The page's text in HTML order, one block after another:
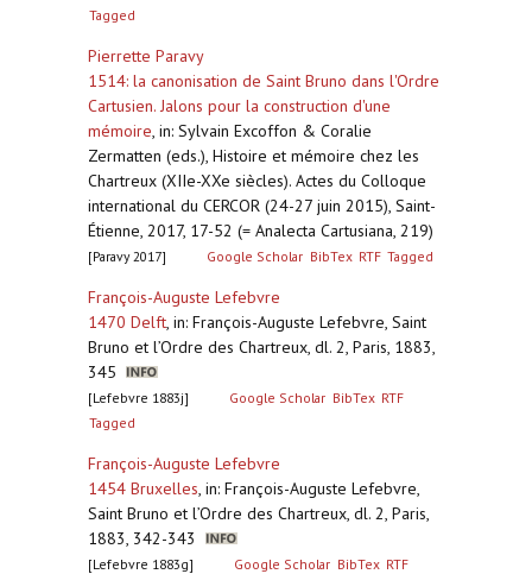
Tagged
Pierrette Paravy
1514: la canonisation de Saint Bruno dans l'Ordre
Cartusien. Jalons pour la construction d'une
mémoire, in: Sylvain Excoffon & Coralie
Zermatten (eds.), Histoire et mémoire chez les
Chartreux (XIIe-XXe siècles). Actes du Colloque
international du CERCOR (24-27 juin 2015), Saint-
Étienne, 2017, 17-52 (= Analecta Cartusiana, 219)
[Paravy 2017] Google Scholar BibTex RTF Tagged
François-Auguste Lefebvre
1470 Delft, in: François-Auguste Lefebvre, Saint
Bruno et l’Ordre des Chartreux, dl. 2, Paris, 1883,
345
[Lefebvre 1883j] Google Scholar BibTex RTF
Tagged
François-Auguste Lefebvre
1454 Bruxelles, in: François-Auguste Lefebvre,
Saint Bruno et l’Ordre des Chartreux, dl. 2, Paris,
1883, 342-343
[Lefebvre 1883g] Google Scholar BibTex RTF